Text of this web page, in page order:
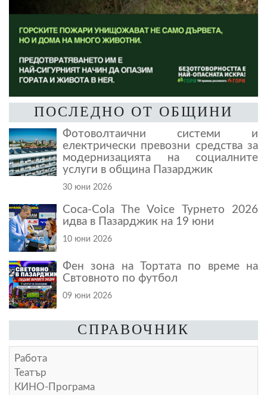
ПОСЛЕДНО ОТ ОБЩИНИ
Фотоволтаични системи и
електрически превозни средства за
модернизацията на социалните
услуги в община Пазарджик
30 юни 2026
Coca-Cola The Voice Турнето 2026
идва в Пазарджик на 19 юни
10 юни 2026
Фен зона на Тортата по време на
Свтовното по футбол
09 юни 2026
СПРАВОЧНИК
Работа
Театър
КИНО-Програма